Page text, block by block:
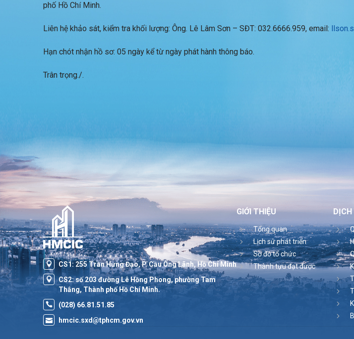
phố Hồ Chí Minh.
Liên hệ khảo sát, kiểm tra khối lượng: Ông. Lê Lâm Sơn – SĐT: 032.6666.959, email:
Hạn chót nhận hồ sơ: 05 ngày kể từ ngày phát hành thông báo.
Trân trọng./.
CS1: 255 Trần Hưng Đạo, P. Cầu Ông Lãnh, Hồ Chí Minh
CS2: số 203 đường Lê Hồng Phong, phường Tam
Thắng, Thành phố Hồ Chí Minh.
(028) 66.81.51.85
hmcic.sxd@tphcm.gov.vn
GIỚI THIỆU
Tổng quan
Lịch sử phát triển
Sơ đồ tổ chức
Thành tựu đạt được
DỊCH